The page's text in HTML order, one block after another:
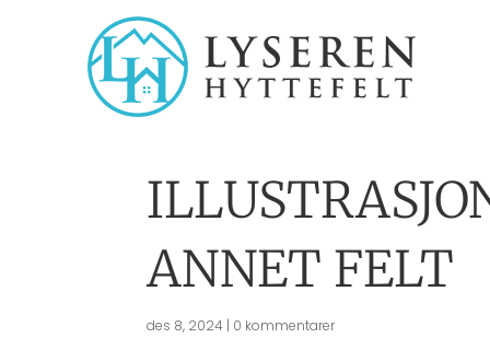
ANNET FELT
des 8, 2024 | 0 kommentarer